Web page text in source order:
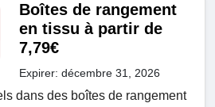
Boîtes de rangement
en tissu à partir de
7,79€
Expirer: décembre 31, 2026
dans des boîtes de rangement